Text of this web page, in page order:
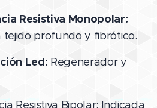
Resistiva Monopolar:
tejido profundo y fibrótico.
Led: Regenerador y
Resistiva Bipolar: Indicada